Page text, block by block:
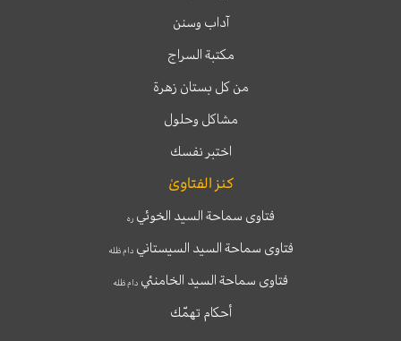
آداب وسنن
مكتبة السراج
من كل بستان زهرة
مشاكل وحلول
اختبر نفسك
كنز الفتاوىٰ
فتاوى سماحة السيد الخوئيره
فتاوى سماحة السيد السيستانيدام ظله
فتاوى سماحة السيد الخامنئي دام ظله
أحكام تهمّك